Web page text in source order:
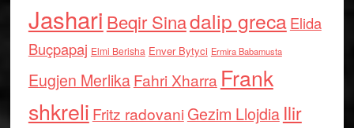
Jashari Beqir Sinadalip grecaElida
Buçpapaj Elmi Berisha Enver Bytyci Ermira Babamusta
Eugjen MerlikaFahri Xharra Frank
shkreli Fritz radovaniGezim Llojdia Ilir